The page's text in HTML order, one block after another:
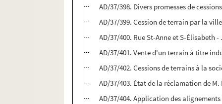
AD/37/398. Divers promesses de
AD/37/399. Cession de terrain par la
AD/37/400. Rue St-Anne et S-
AD/37/401. Vente d'un terrain à titre
AD/37/402. Cessions de terrains à la
AD/37/403. État de la réclamation de
AD/37/404. Application des